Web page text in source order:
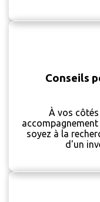
Conseils
À vos
soyez à la
d'un